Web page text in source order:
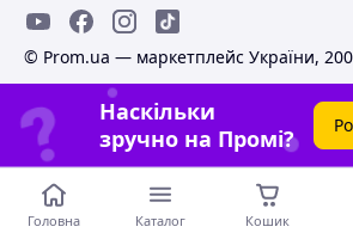
© Prom.ua — маркетплейс України,
Наскільки
зручно на Промі?
Головна Каталог Кошик